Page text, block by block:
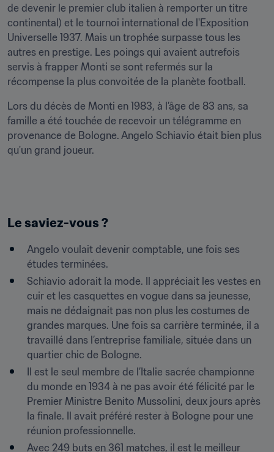
de devenir le premier club italien à remporter un titre
continental) et le tournoi international de l'Exposition
Universelle 1937. Mais un trophée surpasse tous les
autres en prestige. Les poings qui avaient autrefois
servis à frapper Monti se sont refermés sur la
récompense la plus convoitée de la planète football.
Lors du décès de Monti en 1983, à l’âge de 83 ans, sa
famille a été touchée de recevoir un télégramme en
provenance de Bologne. Angelo Schiavio était bien plus
qu'un grand joueur.
Le saviez-vous ?
Angelo voulait devenir comptable, une fois ses
études terminées.
Schiavio adorait la mode. Il appréciait les vestes en
cuir et les casquettes en vogue dans sa jeunesse,
mais ne dédaignait pas non plus les costumes de
grandes marques. Une fois sa carrière terminée, il a
travaillé dans l’entreprise familiale, située dans un
quartier chic de Bologne.
Il est le seul membre de l’Italie sacrée championne
du monde en 1934 à ne pas avoir été félicité par le
Premier Ministre Benito Mussolini, deux jours après
la finale. Il avait préféré rester à Bologne pour une
réunion professionnelle.
Avec 249 buts en 361 matches, il est le meilleur